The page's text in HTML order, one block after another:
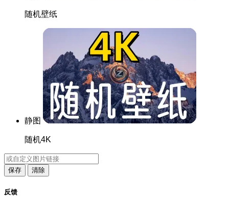
随机壁纸
静图
随机4K
保存 清除
反馈